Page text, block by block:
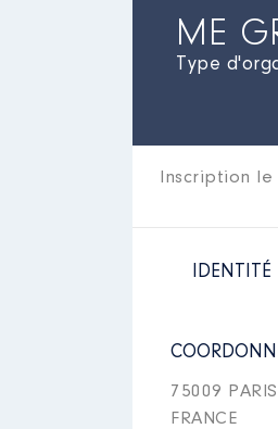
ME
Type
Inscription
IDENTITÉ
75009 PARIS
FRANCE